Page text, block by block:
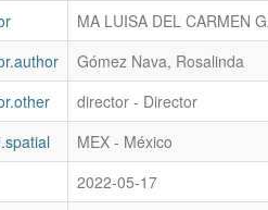
MA LUISA DEL CARMEN
Gómez Nava, Rosalinda
director - Director
MEX - México
2022-05-17